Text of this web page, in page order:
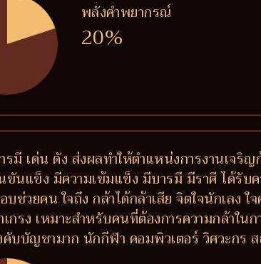
พลังคำพยากรณ์
20%
รมี เด่น ดัง ส่งผลทำให้ตำแหน่งการงานเจ
ขันแข็ง มีความเข้มแข็ง มีบารมี มีราศี ได้รับ
บช่วยคน ใจถึง กล้าได้กล้าเสีย จิตใจนักเลง
เกรง เหมาะสำหรับคนที่ต้องการความกล้า
คับบัญชามาก นักกีฬา คอมพิวเตอร์ วิศวะกร